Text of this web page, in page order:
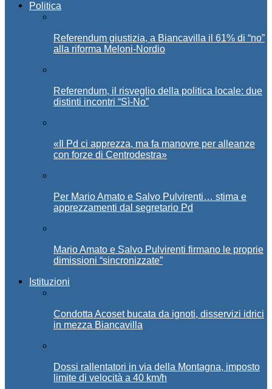
Politica
Referendum giustizia, a Biancavilla il 61% di “no”
alla riforma Meloni-Nordio
Referendum, il risveglio della politica locale: due
distinti incontri “Sì-No”
«Il Pd ci apprezza, ma fa manovre per alleanze
con forze di Centrodestra»
Per Mario Amato e Salvo Pulvirenti… stima e
apprezzamenti dal segretario Pd
Mario Amato e Salvo Pulvirenti firmano le proprie
dimissioni “sincronizzate”
Istituzioni
Condotta Acoset bucata da ignoti, disservizi idrici
in mezza Biancavilla
Dossi rallentatori in via della Montagna, imposto
limite di velocità a 40 km/h